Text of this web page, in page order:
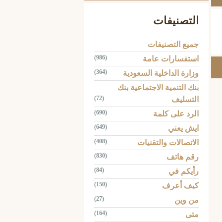
التصنيفات
جميع التصنيفات
استفسارات عامة
(986)
وزارة الداخلية السعودية (364)
بنك التنمية الاجتماعية بنك
التسليف
(72)
الرد على كلمة (690)
ايش يعني (649)
الاتصالات والتقنيات (408)
رقم هاتف (830)
رأيكم في (84)
كيف أعرف (150)
من وين (27)
متى (164)